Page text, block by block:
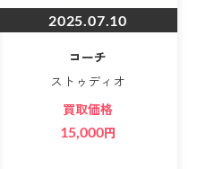
2025.07.10
コーチ
ストゥディオ
買取価格
15,000円